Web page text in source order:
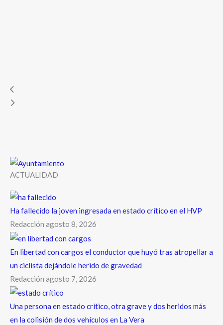
ACTUALIDAD
Ha fallecido la joven ingresada en estado crítico en el HVP
Redacción agosto 8, 2026
En libertad con cargos el conductor que huyó tras atropellar a
un ciclista dejándole herido de gravedad
Redacción agosto 7, 2026
Una persona en estado crítico, otra grave y dos heridos más
en la colisión de dos vehículos en La Vera